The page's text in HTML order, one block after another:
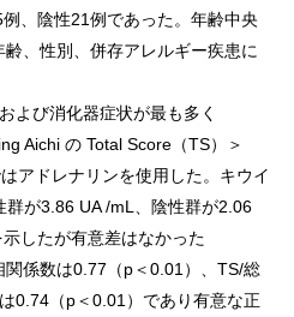
、陰性21例であった。年齢中央
、性別、併存アレルギー疾患に
よび消化器症状が最も多く
Aichi の Total Score（TS）＞
アドレナリンを使用した。キウイ
が3.86 UA /mL、陰性群が2.06
したが有意差はなかった
関係数は0.77（p＜0.01）、TS/総
0.74（p＜0.01）であり有意な正